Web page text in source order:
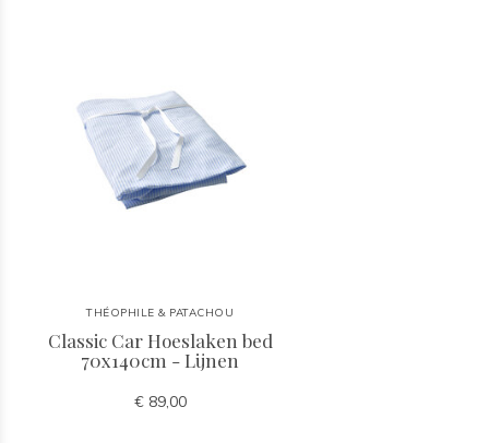
THÉOPHILE & PATACHOU
Classic Car Hoeslaken bed
70x140cm - Lijnen
€ 89,00